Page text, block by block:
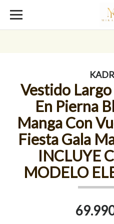
Vestido
En Pierna
Manga Con
Fiesta Gala
INCLUYE
MODELO